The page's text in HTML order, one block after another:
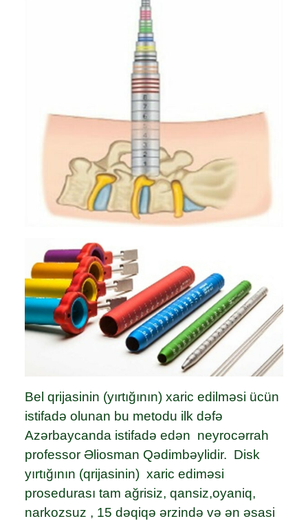
Bel qrijasinin (yırtığının) xaric edilməsi ücün
istifadə olunan bu metodu ilk dəfə
Azərbaycanda istifadə edən neyrocərrah
professor Əliosman Qədimbəylidir. Disk
yırtığının (qrijasinin) xaric ediməsi
prosedurası tam ağrisiz, qansiz,oyaniq,
narkozsuz , 15 dəqiqə ərzində və ən əsasi